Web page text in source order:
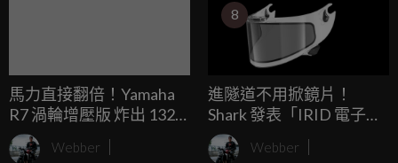
的移動藝術品，即便是在經濟大蕭條的最谷底，它依然以優
馬力直接翻倍！Yamaha
R7 渦輪增壓版 炸出 132
PS，耐久賽越級痛宰公升
級
Webber
8
進隧道不用掀鏡片！
Shark 發表「IRID 電子變
色片」，太陽能驅動 1 秒
瞬間變黑Webber